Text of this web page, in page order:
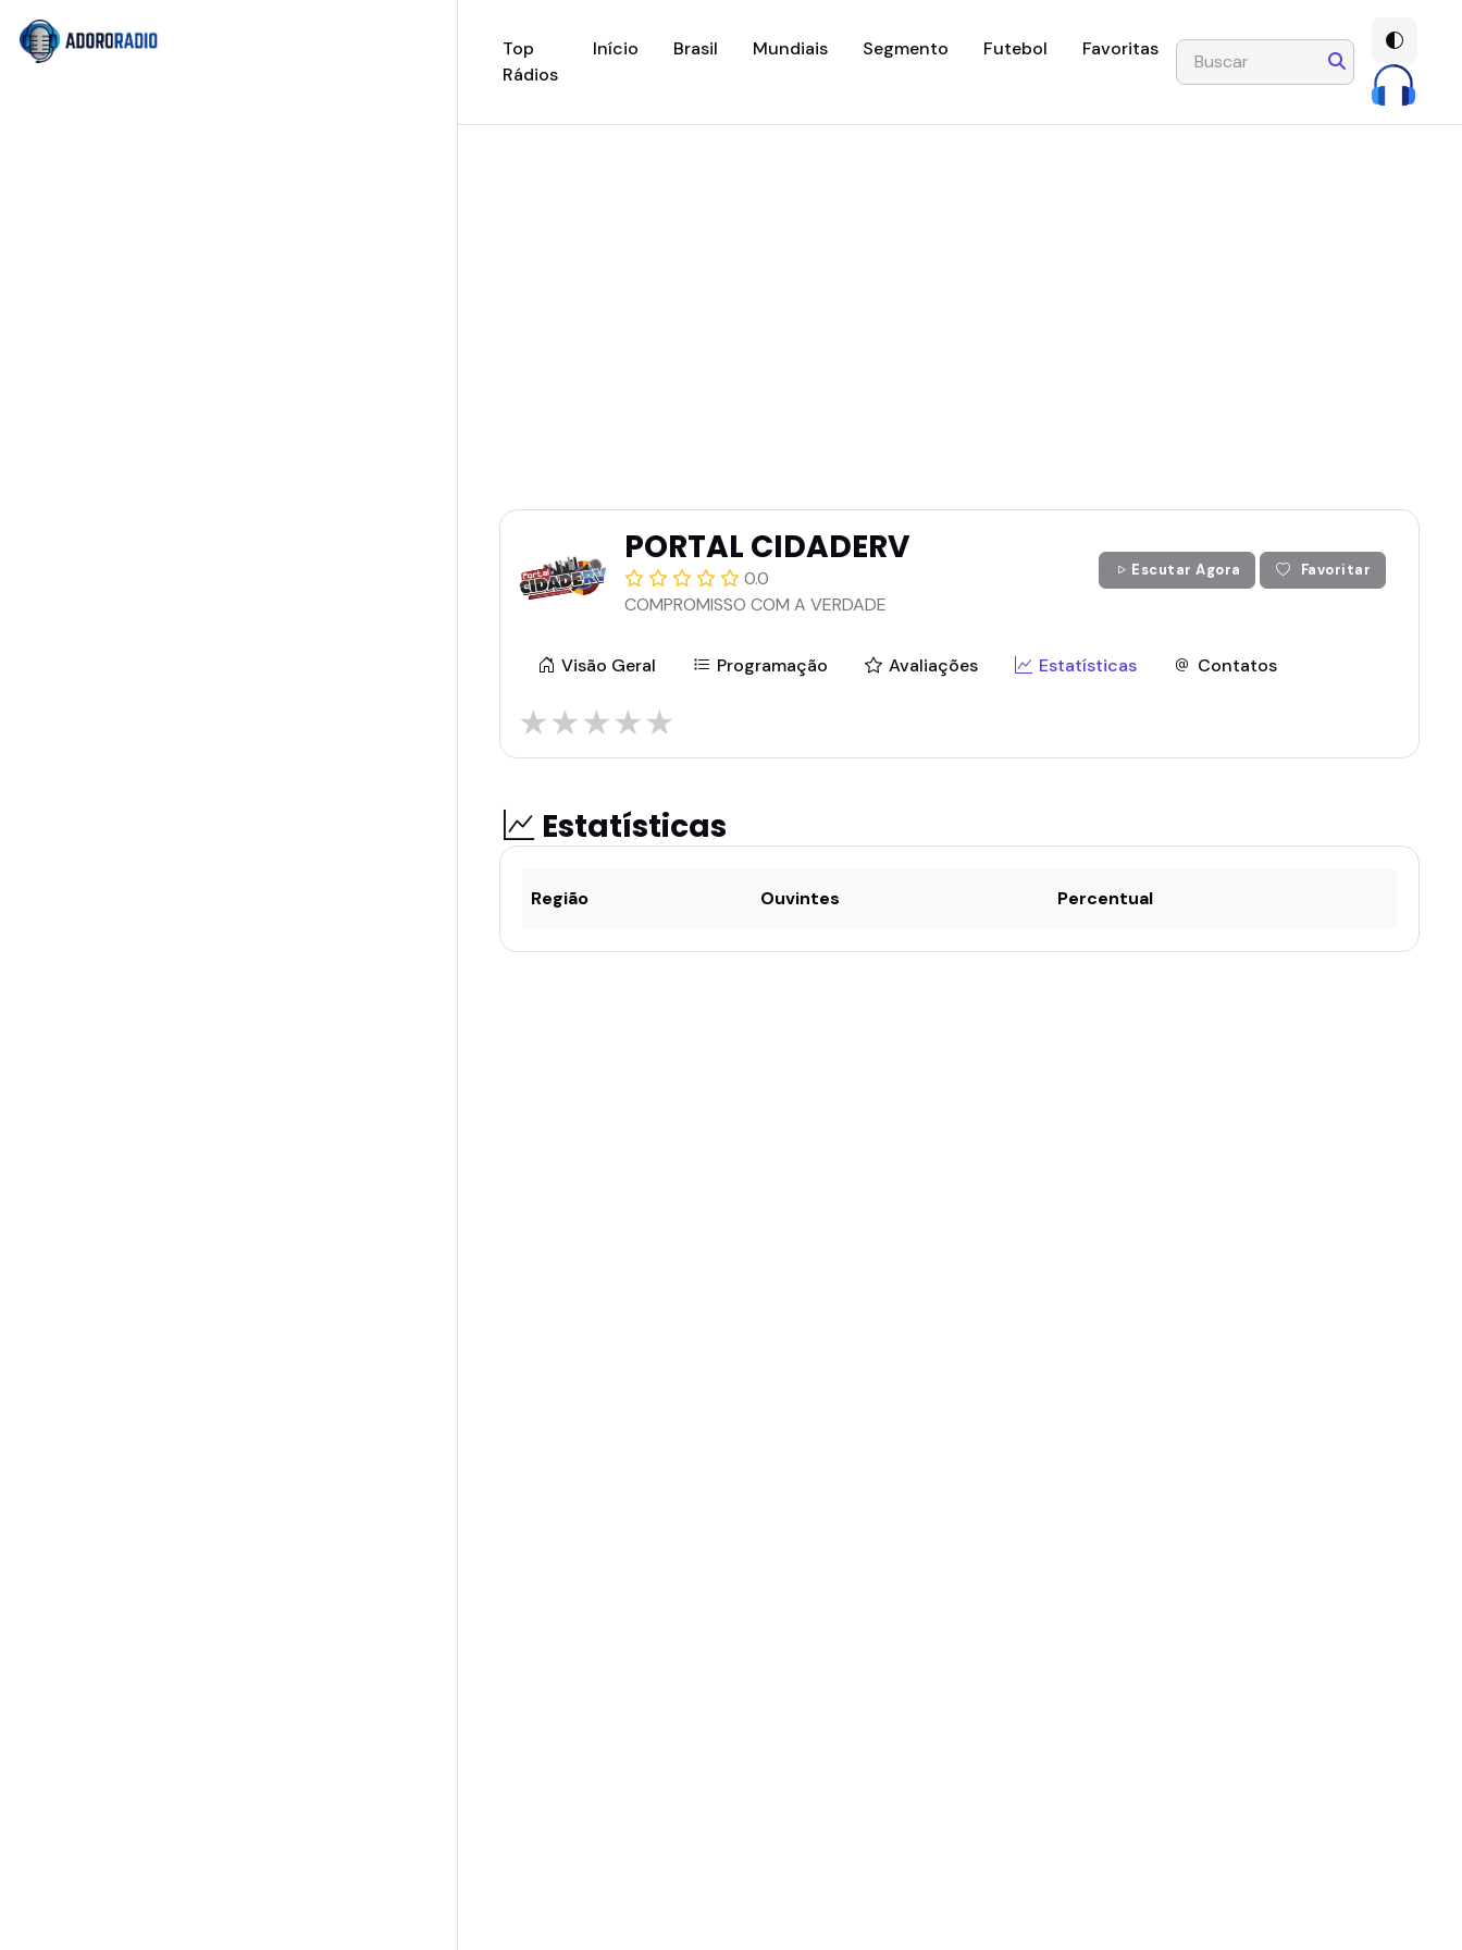
Top
Rádios
Início(current)
Brasil Mundiais Segmento Futebol Favoritas
PORTAL CIDADERV
0.0
COMPROMISSO COM A VERDADE
Escutar Agora Favoritar
Visão Geral Programação Avaliações Estatísticas Contatos
★★★★★
Estatísticas
Região Ouvintes Percentual